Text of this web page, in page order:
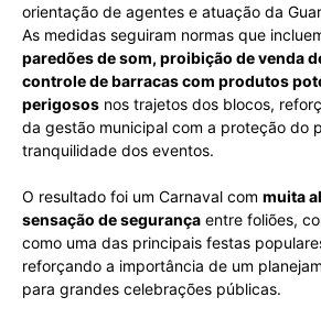
orientação de agentes e atuação da
As medidas seguiram normas que
paredões de som, proibição de venda
controle de barracas com produtos
perigosos nos trajetos dos blocos,
da gestão municipal com a proteção do
tranquilidade dos eventos.
O resultado foi um Carnaval com muita
sensação de segurança entre foliões,
como uma das principais festas
reforçando a importância de um
para grandes celebrações públicas.